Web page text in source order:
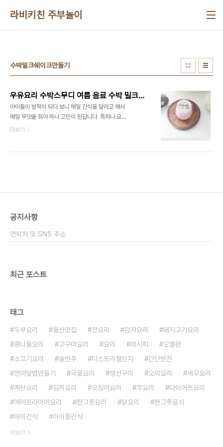
라비키친 주부놀이
수박밀크쉐이크만들기
우유요리 수박스무디 여름 음료 수박 밀크쉐이크 만들기
아이들이 방학이 되다 보니 매일 간식을 달라고 해서
매일 무엇을 줘야 하나 고민이 된답니다 ​ 특히나 요즘
같이 더운 여름철에는 시원한 음료를 주로 찾곤 하는
들어서 맛있게 즐겨보세요! ■재료■ 얼린 수박
해 주세요! 수박의 맛을 더 느끼고 싶다면 수박의..
더보기
공지사항
연락처 및 SNS 주소
최근 포스트
태그
두부요리 울산맛집 전요리 감자요리
돼지고기요리
콩나물요리
고구마요리 요리 레시피
오블완
소고기요리
술안주 티스토리챌린지
간단반찬
연어덮밥만들기
국물요리 생선구이 오이요리
새우요리
계란요리
김치요리 오징어요리 무요리
다이어트요리
에어프라이어요리
한그릇요리 닭요리
한그릇음식
아이간식
아이들간식
더보기